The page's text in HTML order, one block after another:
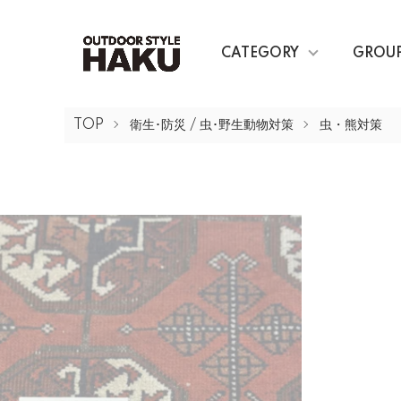
CATEGORY
TOP 衛生･防災 / 虫･野生動物対策 虫・熊対策